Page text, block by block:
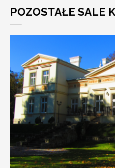
POZOSTAŁE SALE